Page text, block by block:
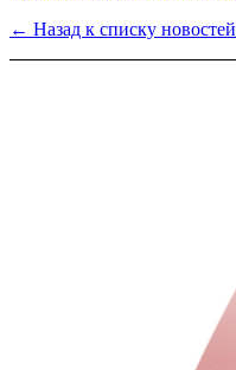
← Назад к списку новостей